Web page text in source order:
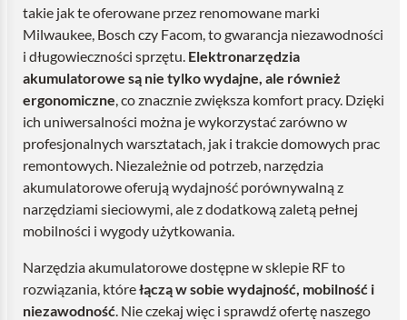
takie jak te oferowane przez renomowane marki
Milwaukee, Bosch czy Facom, to gwarancja niezawodności
i długowieczności sprzętu. Elektronarzędzia
akumulatorowe są nie tylko wydajne, ale również
ergonomiczne, co znacznie zwiększa komfort pracy. Dzięki
ich uniwersalności można je wykorzystać zarówno w
profesjonalnych warsztatach, jak i trakcie domowych prac
remontowych. Niezależnie od potrzeb, narzędzia
akumulatorowe oferują wydajność porównywalną z
narzędziami sieciowymi, ale z dodatkową zaletą pełnej
mobilności i wygody użytkowania.
Narzędzia akumulatorowe dostępne w sklepie RF to
rozwiązania, którełączą w sobie wydajność, mobilność i
niezawodność. Nie czekaj więc i sprawdź ofertę naszego